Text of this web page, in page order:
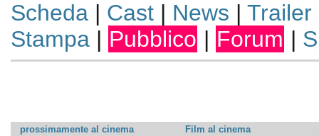
Scheda| Cast| News | Trailer
Stampa| Pubblico | Forum |
prossimamente al cinema
Film al cinema